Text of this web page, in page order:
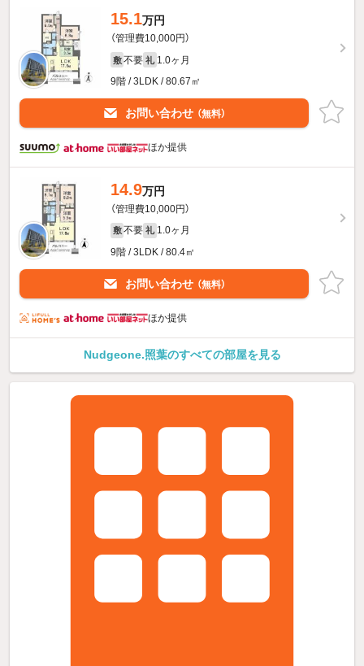
15.1万円
（管理費10,000円）
敷 不要 礼 1.0ヶ月
9階 / 3LDK / 80.67㎡
お問い合わせ （無料）
ほか提供
14.9万円
（管理費10,000円）
敷 不要 礼 1.0ヶ月
9階 / 3LDK / 80.4㎡
お問い合わせ （無料）
ほか提供
Nudgeone.照葉のすべての部屋を見る